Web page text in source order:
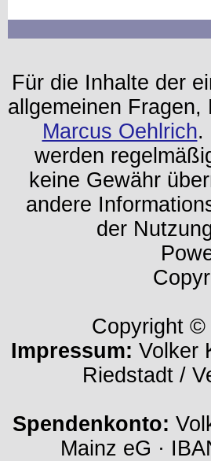
Für die Inhalte der
allgemeinen
Marcus Oehlrich.
werden
keine Gewähr
andere
der
Copyright ©
Impressum: Volker
Riedstadt /
Spendenkonto:
Mainz eG ·